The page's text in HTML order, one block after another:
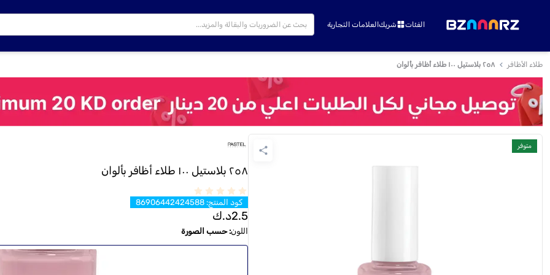
الفئات شريكالعلامات التجارية
طلاء الأظافر ٢٥٨ بلاستيل ١٠٠ طلاء أظافر بألوان
متوفر
٢٥٨ بلاستيل ١٠٠ طلاء أظافر بألوان
كود المنتج:
86906442424588
2.5د.ك
اللون:حسب الصورة